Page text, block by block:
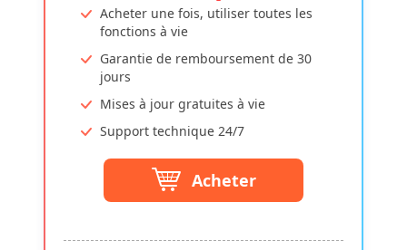
Acheter une fois, utiliser toutes les
fonctions à vie
Garantie de remboursement de 30
jours
Mises à jour gratuites à vie
Support technique 24/7
Acheter